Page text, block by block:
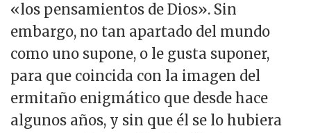
«los pensamientos de Dios». Sin
embargo, no tan apartado del mundo
como uno supone, o le gusta suponer,
para que coincida con la imagen del
ermitaño enigmático que desde hace
algunos años, y sin que él se lo hubiera